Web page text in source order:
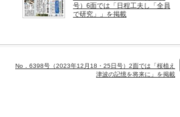
号）6面では「日程工夫し「全員
で研究」」を掲載
No．6398号（2023年12月18・25日号）2面では「桜植え
津波の記憶を将来に」を掲載